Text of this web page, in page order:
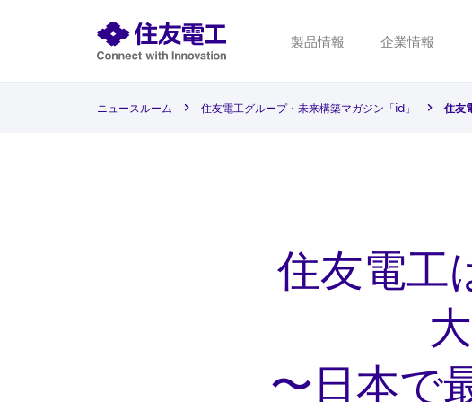
製品情報 企業情報
ニュースルーム 住友電工グループ・未来構築マガジン「id」 住友
住友電工
〜日本で